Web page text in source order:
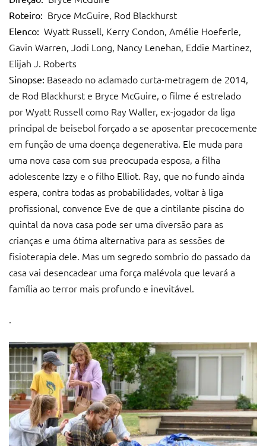
Roteiro: Bryce McGuire, Rod Blackhurst
Elenco: Wyatt Russell, Kerry Condon, Amélie Hoeferle,
Gavin Warren, Jodi Long, Nancy Lenehan, Eddie Martinez,
Elijah J. Roberts
Sinopse: Baseado no aclamado curta-metragem de 2014,
de Rod Blackhurst e Bryce McGuire, o filme é estrelado
por Wyatt Russell como Ray Waller, ex-jogador da liga
principal de beisebol forçado a se aposentar precocemente
em função de uma doença degenerativa. Ele muda para
uma nova casa com sua preocupada esposa, a filha
adolescente Izzy e o filho Elliot. Ray, que no fundo ainda
espera, contra todas as probabilidades, voltar à liga
profissional, convence Eve de que a cintilante piscina do
quintal da nova casa pode ser uma diversão para as
crianças e uma ótima alternativa para as sessões de
fisioterapia dele. Mas um segredo sombrio do passado da
casa vai desencadear uma força malévola que levará a
família ao terror mais profundo e inevitável.
.